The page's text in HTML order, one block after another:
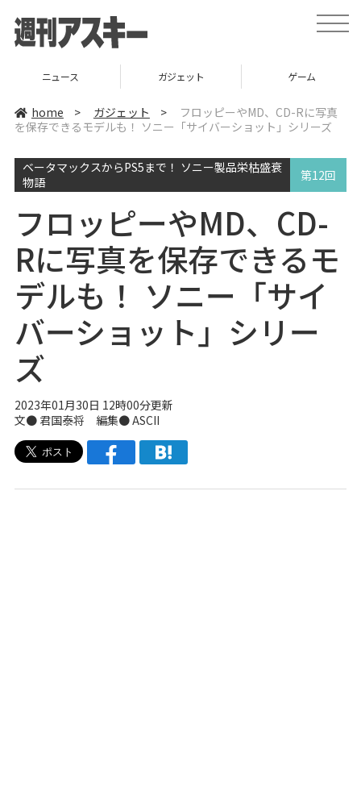
t
o
a
v
i
o
ニュース ガジェット ゲーム
home > ガジェット >
フロッピーやMD、CD-Rに写真
を保存できるモデルも！ ソニー「サイバーショット」シリーズ
ベータマックスからPS5まで！ ソニー製品栄枯盛衰
物語
第12回
フロッピーやMD、CD-
Rに写真を保存できるモ
デルも！ ソニー「サイ
バーショット」シリー
ズ
2023年01月30日 12時00分更新
文● 君国泰将 編集● ASCII